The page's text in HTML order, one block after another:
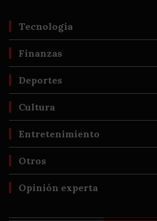
Tecnología
Finanzas
Deportes
Cultura
Entretenimiento
Otros
Opinión experta